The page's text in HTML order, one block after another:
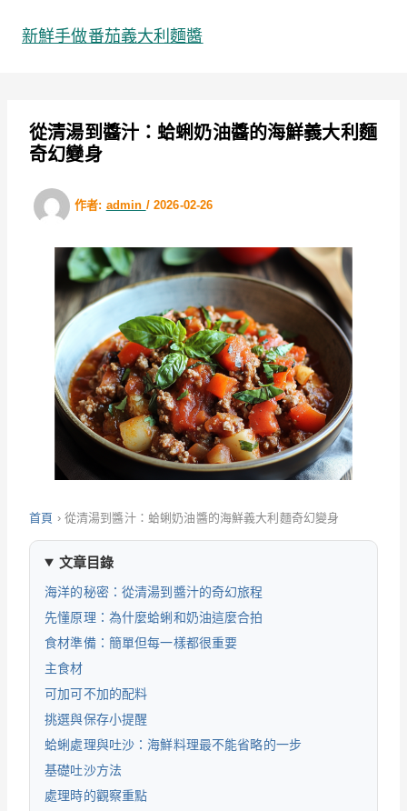
新鮮手做番茄義大利麵醬
從清湯到醬汁：蛤蜊奶油醬的海鮮義大利麵
奇幻變身
作者: admin / 2026-02-26
首頁 › 從清湯到醬汁：蛤蜊奶油醬的海鮮義大利麵奇幻變身
文章目錄
海洋的秘密：從清湯到醬汁的奇幻旅程
先懂原理：為什麼蛤蜊和奶油這麼合拍
食材準備：簡單但每一樣都很重要
主食材
可加可不加的配料
挑選與保存小提醒
蛤蜊處理與吐沙：海鮮料理最不能省略的一步
基礎吐沙方法
處理時的觀察重點